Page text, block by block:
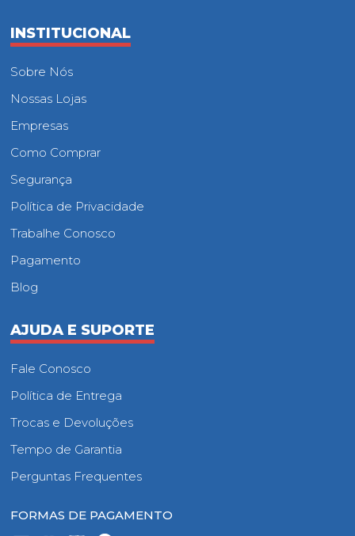
INSTITUCIONAL
Sobre Nós
Nossas Lojas
Empresas
Como Comprar
Segurança
Política de Privacidade
Trabalhe Conosco
Pagamento
Blog
AJUDA E SUPORTE
Fale Conosco
Política de Entrega
Trocas e Devoluções
Tempo de Garantia
Perguntas Frequentes
FORMAS DE PAGAMENTO